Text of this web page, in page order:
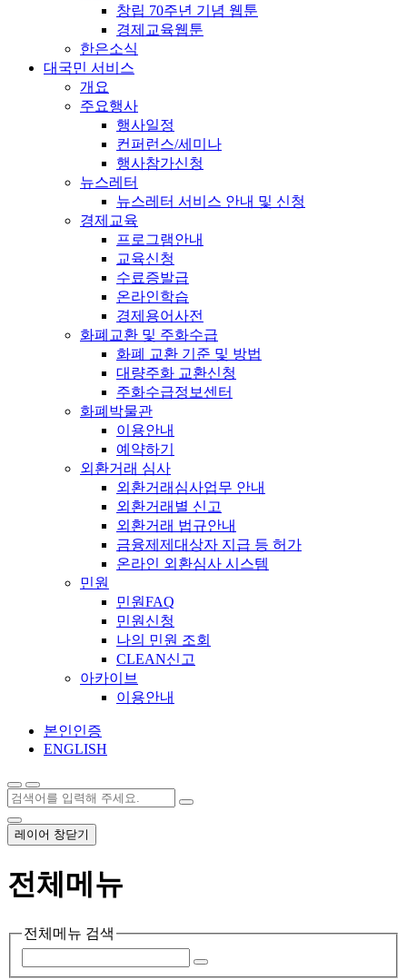
창립 70주년 기념 웹툰
경제교육웹툰
한은소식
대국민 서비스
개요
주요행사
행사일정
컨퍼런스/세미나
행사참가신청
뉴스레터
뉴스레터 서비스 안내 및 신청
경제교육
프로그램안내
교육신청
수료증발급
온라인학습
경제용어사전
화폐교환 및 주화수급
화폐 교환 기준 및 방법
대량주화 교환신청
주화수급정보센터
화폐박물관
이용안내
예약하기
외환거래 심사
외환거래심사업무 안내
외환거래별 신고
외환거래 법규안내
금융제제대상자 지급 등 허가
온라인 외환심사 시스템
민원
민원FAQ
민원신청
나의 민원 조회
CLEAN신고
아카이브
이용안내
본인인증
ENGLISH
레이어 창닫기
전체메뉴
전체메뉴 검색